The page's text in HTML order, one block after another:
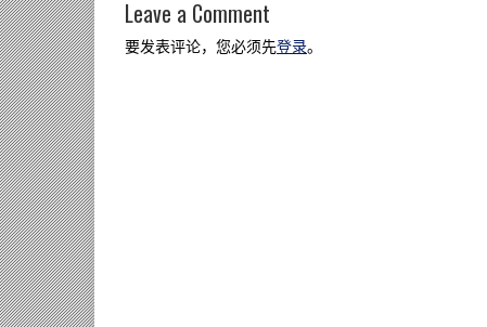
Leave a Comment
要发表评论，您必须先登录。